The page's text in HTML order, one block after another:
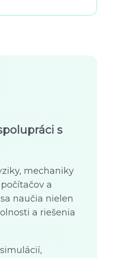
s
mechaniky
a
naučia nielen
a riešenia